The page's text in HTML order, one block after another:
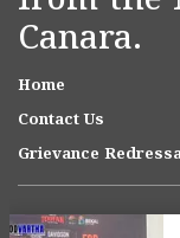
Canara.
Home
Contact Us
Grievance